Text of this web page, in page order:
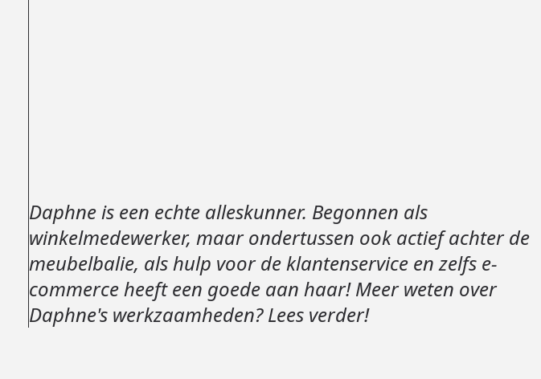
Daphne is een echte alleskunner. Begonnen als
winkelmedewerker, maar ondertussen ook actief achter de
meubelbalie, als hulp voor de klantenservice en zelfs e-
commerce heeft een goede aan haar! Meer weten over
Daphne's werkzaamheden? Lees verder!